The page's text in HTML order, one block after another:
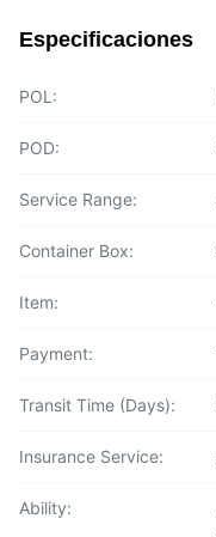
Especificaciones
POL:
POD:
Service Range:
Container Box:
Item:
Payment:
Transit Time (Days):
Insurance Service:
Ability: